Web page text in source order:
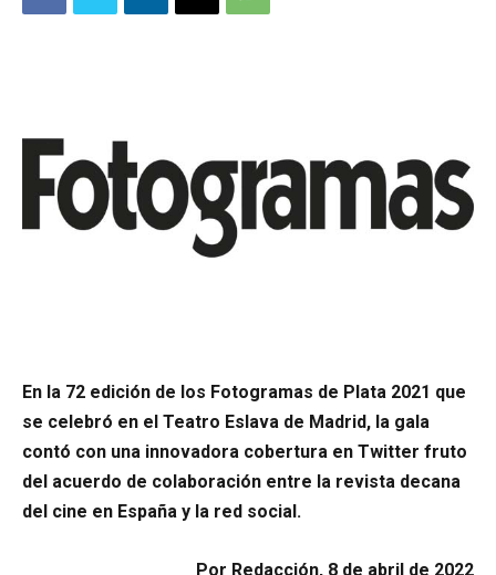
En la 72 edición de los Fotogramas de Plata 2021 que
se celebró en el Teatro Eslava de Madrid, la gala
contó con una innovadora cobertura en Twitter fruto
del acuerdo de colaboración entre la revista decana
del cine en España y la red social.
Por Redacción, 8 de abril de 2022